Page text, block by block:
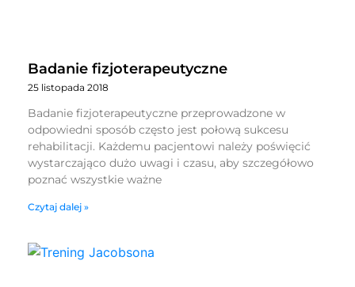
Badanie fizjoterapeutyczne
25 listopada 2018
Badanie fizjoterapeutyczne przeprowadzone w
odpowiedni sposób często jest połową sukcesu
rehabilitacji. Każdemu pacjentowi należy poświęcić
wystarczająco dużo uwagi i czasu, aby szczegółowo
poznać wszystkie ważne
Czytaj dalej »